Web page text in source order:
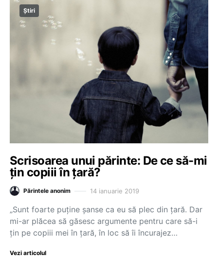
Știri
Scrisoarea unui părinte: De ce să-mi
țin copiii în țară?
Părintele anonim 14 ianuarie 2019
„Sunt foarte puține șanse ca eu să plec din țară. Dar
mi-ar plăcea să găsesc argumente pentru care să-i
țin pe copiii mei în țară, în loc să îi încurajez…
Vezi articolul